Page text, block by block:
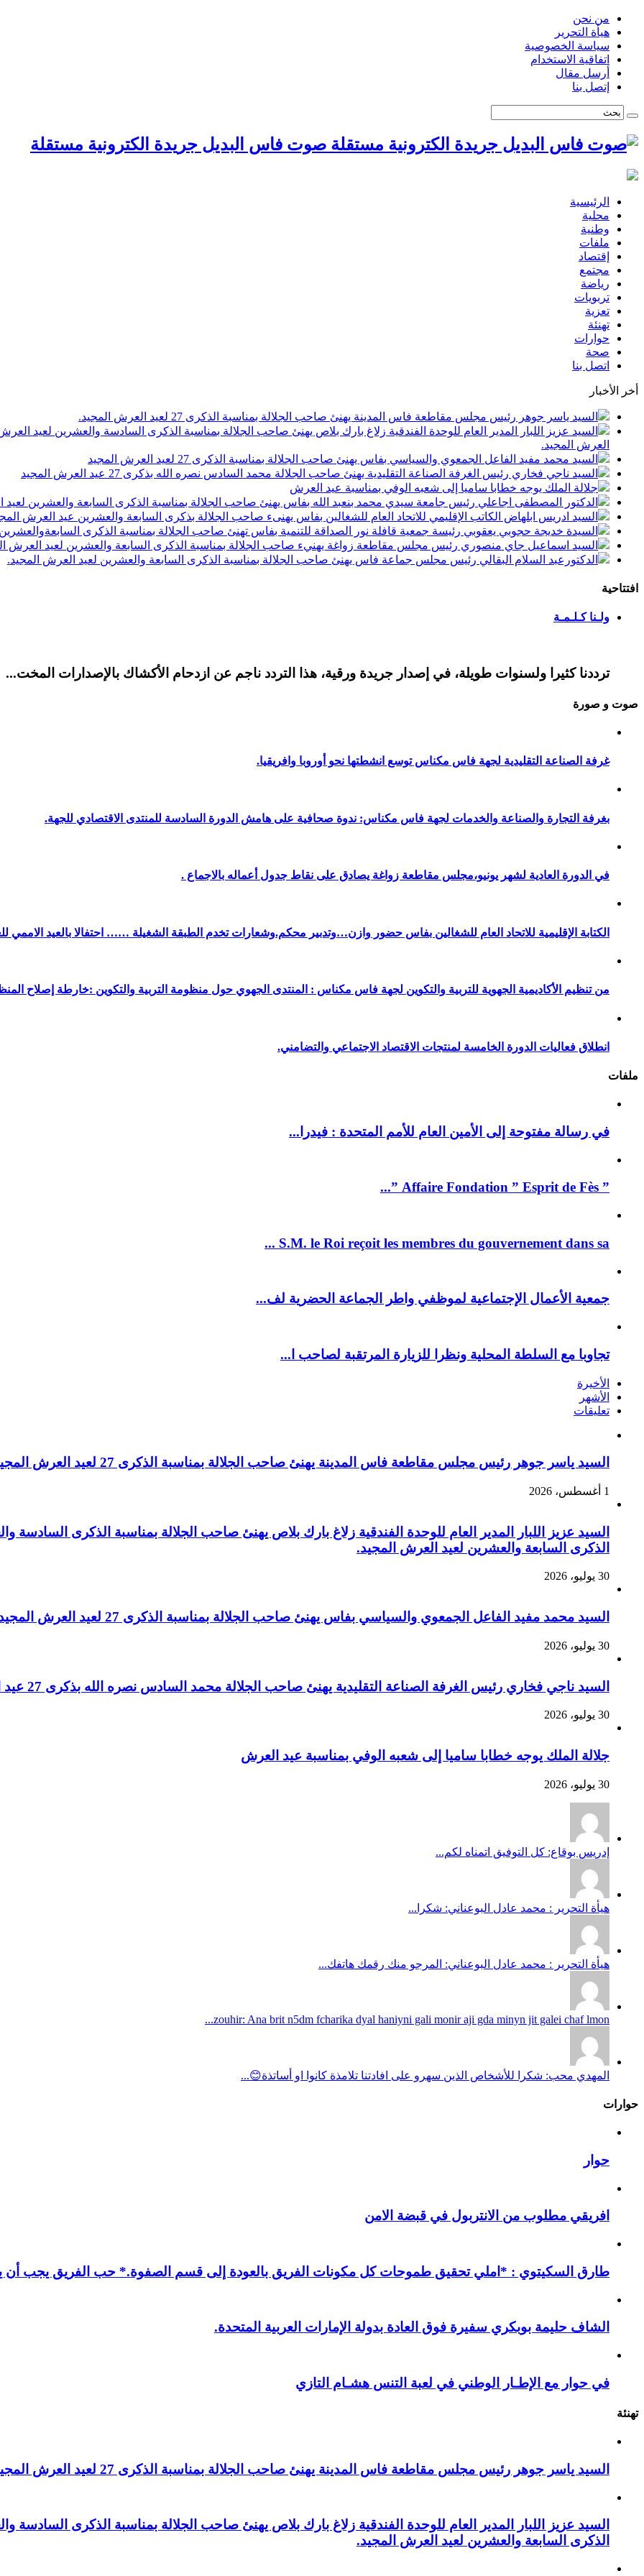
من نحن
هيأة التحرير
سياسة الخصوصية
اتفاقية الاستخدام
أرسل مقال
إتصل بنا
صوت فاس البديل جريدة الكترونية مستقلة
الرئيسية
محلية
وطنية
ملفات
إقتصاد
مجتمع
رياضة
تربويات
تعزية
تهنئة
حوارات
صحة
اتصل بنا
أخر الأخبار
السيد ياسر جوهر رئيس مجلس مقاطعة فاس المدينة يهنئ صاحب الجلالة بمناسبة الذكرى 27 لعيد العرش المجيد.
السيد عزيز اللبار المدير العام للوحدة الفندقية زلاغ بارك بلاص يهنئ صاحب الجلالة بمناسبة الذكرى السادسة والعشرين لعيد
العرش المجيد.
السيد محمد مفيد الفاعل الجمعوي والسياسي بفاس يهنئ صاحب الجلالة بمناسبة الذكرى 27 لعيد العرش المجيد
السيد ناجي فخاري رئيس الغرفة الصناعة التقليدية يهنئ صاحب الجلالة محمد السادس نصره الله بذكرى 27 عيد العرش المجيد
جلالة الملك يوجه خطابا ساميا إلى شعبه الوفي بمناسبة عيد العرش
الدكتور المصطفى اجاعلي رئيس جامعة سيدي محمد بنعبد الله بفاس يهنئ صاحب الجلالة بمناسبة الذكرى السابعة والعشرين لعيد
السيد ادريس ابلهاض الكاتب الإقليمي للاتحاد العام للشغالين بفاس يهنىء صاحب الجلالة بذكرى السابعة والعشرين عيد العرش
السيدة خديجة حجوبي يعقوبي رئيسة جمعية قافلة نور الصداقة للتنمية بفاس تهنئ صاحب الجلالة بمناسبة الذكرى
السيد اسماعيل جاي منصوري رئيس مجلس مقاطعة زواغة يهنيء صاحب الجلالة بمناسبة الذكرى السابعة والعشرين لعيد العرش
الدكتورعبد السلام البقالي رئيس مجلس جماعة فاس يهنئ صاحب الجلالة بمناسبة الذكرى السابعة والعشرين لعيد العرش المجيد.
افتتاحية
ولـنا كـلـمـة
ترددنا كثيرا ولسنوات طويلة، في إصدار جريدة ورقية، هذا التردد ناجم عن ازدحام الأكشاك بالإصدارات المخت...
صوت و صورة
غرفة الصناعة التقليدية لجهة فاس مكناس توسع انشطتها نحو أوروبا وافريقيا.
بغرفة التجارة والصناعة والخدمات لجهة فاس مكناس: ندوة صحافية على هامش الدورة السادسة للمنتدى الاقتصادي للجهة.
في الدورة العادية لشهر يونيو،مجلس مقاطعة زواغة يصادق على نقاط جدول أعماله بالاجماع .
الكتابة الإقليمية للاتحاد العام للشغالين بفاس حضور وازن…وتدبير محكم.وشعارات تخدم الطبقة الشغيلة …… احتفالا بالعيد الاممي
من تنظيم الأكاديمية الجهوية للتربية والتكوين لجهة فاس مكناس : المنتدى الجهوي حول منظومة التربية والتكوين :خارطة إصلاح
انطلاق فعاليات الدورة الخامسة لمنتجات الاقتصاد الاجتماعي والتضامني.
ملفات
في رسالة مفتوحة إلى الأمين العام للأمم المتحدة : فيدرا...
” Affaire Fondation ” Esprit de Fès ”...
S.M. le Roi reçoit les membres du gouvernement dans sa ...
جمعية الأعمال الإجتماعية لموظفي واطر الجماعة الحضرية لف...
تجاوبا مع السلطة المحلية ونظرا للزيارة المرتقبة لصاحب ا...
الأخيرة
الأشهر
تعليقات
السيد ياسر جوهر رئيس مجلس مقاطعة فاس المدينة يهنئ صاحب الجلالة بمناسبة الذكرى 27 لعيد العرش المجيد.
1 أغسطس، 2026
السيد عزيز اللبار المدير العام للوحدة الفندقية زلاغ بارك بلاص يهنئ صاحب الجلالة بمناسبة الذكرى
الذكرى السابعة والعشرين لعيد العرش المجيد.
30 يوليو، 2026
السيد محمد مفيد الفاعل الجمعوي والسياسي بفاس يهنئ صاحب الجلالة بمناسبة الذكرى 27 لعيد العرش المجيد
30 يوليو، 2026
السيد ناجي فخاري رئيس الغرفة الصناعة التقليدية يهنئ صاحب الجلالة محمد السادس نصره الله بذكرى 27 عيد العرش المجيد
30 يوليو، 2026
جلالة الملك يوجه خطابا ساميا إلى شعبه الوفي بمناسبة عيد العرش
30 يوليو، 2026
إدريس بوقاع: كل التوفيق اتمناه لكم...
هيأة التحرير : محمد عادل البوعناني: شكرا...
هيأة التحرير : محمد عادل البوعناني: المرجو منك رقمك هاتفك...
zouhir: Ana brit n5dm fcharika dyal haniyni gali monir aji gda minyn jit galei chaf lmon...
المهدي محب: شكرا للأشخاص الذين سهرو على افادتنا تلامذة كانوا او أساتذة😊...
حوارات
حوار
افريقي مطلوب من الانتربول في قبضة الامن
طارق السكيتوي : *املي تحقيق طموحات كل مكونات الفريق بالعودة إلى قسم الصفوة.* حب الفريق يجب أن
الشاف حليمة بوبكري سفيرة فوق العادة بدولة الإمارات العربية المتحدة.
في حوار مع الإطـار الوطني في لعبة التنس هشـام التازي
تهنئة
السيد ياسر جوهر رئيس مجلس مقاطعة فاس المدينة يهنئ صاحب الجلالة بمناسبة الذكرى 27 لعيد العرش المجيد.
السيد عزيز اللبار المدير العام للوحدة الفندقية زلاغ بارك بلاص يهنئ صاحب الجلالة بمناسبة الذكرى
الذكرى السابعة والعشرين لعيد العرش المجيد.